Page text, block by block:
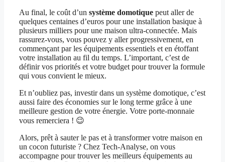
Au final, le coût d’un système domotique peut aller de
quelques centaines d’euros pour une installation basique à
plusieurs milliers pour une maison ultra-connectée. Mais
rassurez-vous, vous pouvez y aller progressivement, en
commençant par les équipements essentiels et en étoffant
votre installation au fil du temps. L’important, c’est de
définir vos priorités et votre budget pour trouver la formule
qui vous convient le mieux.
Et n’oubliez pas, investir dans un système domotique, c’est
aussi faire des économies sur le long terme grâce à une
meilleure gestion de votre énergie. Votre porte-monnaie
vous remerciera ! 😉
Alors, prêt à sauter le pas et à transformer votre maison en
un cocon futuriste ? Chez Tech-Analyse, on vous
accompagne pour trouver les meilleurs équipements au